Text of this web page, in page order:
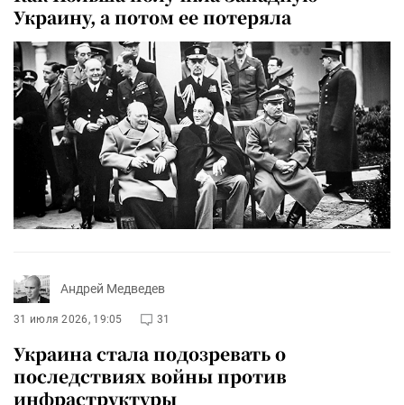
Украину, а потом ее потеряла
Андрей Медведев
31 июля 2026, 19:05 31
Украина стала подозревать о
последствиях войны против
инфраструктуры